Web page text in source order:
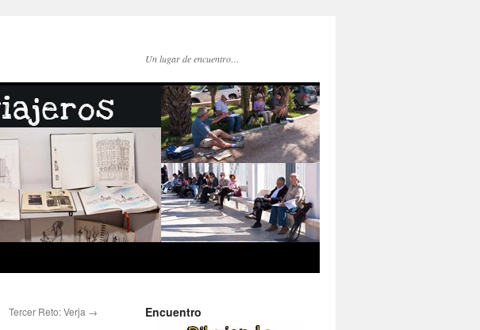
Un lugar de encuentro…
Tercer Reto: Verja → Encuentro